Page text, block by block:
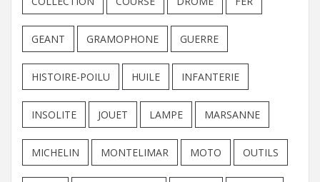
GEANT GRAMOPHONE GUERRE
HISTOIRE-POILU HUILE INFANTERIE
INSOLITE JOUET LAMPE MARSANNE
MICHELIN MONTELIMAR MOTO OUTILS